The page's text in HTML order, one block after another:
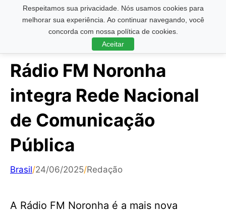
Respeitamos sua privacidade. Nós usamos cookies para
melhorar sua experiência. Ao continuar navegando, você
concorda com nossa política de cookies.
Aceitar
Pesquisar ...
Rádio FM Noronha
integra Rede Nacional
de Comunicação
Pública
Brasil/24/06/2025/Redação
A Rádio FM Noronha é a mais nova